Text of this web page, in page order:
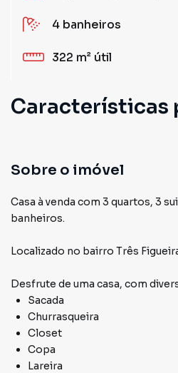
4 banheiros
322 m² útil
Características
Sobre o imóvel
Casa à venda com 3 quartos, 3
banheiros.
Localizado no bairro Três
Desfrute de uma casa, com
Sacada
Churrasqueira
Closet
Copa
Lareira